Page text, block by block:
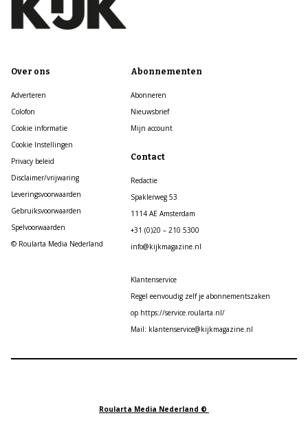
Over ons
Adverteren
Colofon
Cookie informatie
Cookie Instellingen
Privacy beleid
Disclaimer/vrijwaring
Leveringsvoorwaarden
Gebruiksvoorwaarden
Spelvoorwaarden
© Roularta Media Nederland
Abonnementen
Abonneren
Nieuwsbrief
Mijn account
Contact
Redactie
Spaklerweg 53
1114 AE Amsterdam
+31 (0)20 – 210 5300
info@kijkmagazine.nl
Klantenservice
Regel eenvoudig zelf je abonnementszaken
op https://service.roularta.nl/
Mail: klantenservice@kijkmagazine.nl
Roularta Media Nederland ©